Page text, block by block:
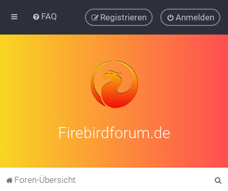
FAQ Anmelden
Registrieren
Firebirdforum.de
Foren-Übersicht